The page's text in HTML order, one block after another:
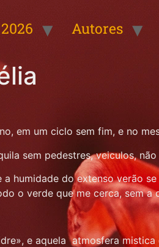
2026 Autores
em um ciclo sem fim, e no
sem pedestres, veiculos,
humidade do extenso verão
o verde que me cerca, sem a
e aquela atmosfera